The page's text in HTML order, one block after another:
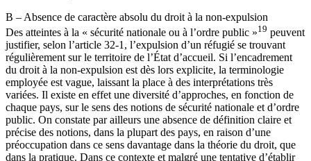
B – Absence de caractère absolu du droit à la non-expulsion
Des atteintes à la « sécurité nationale ou à l’ordre public »19 peuvent
justifier, selon l’article 32-1, l’expulsion d’un réfugié se trouvant
régulièrement sur le territoire de l’État d’accueil. Si l’encadrement
du droit à la non-expulsion est dès lors explicite, la terminologie
employée est vague, laissant la place à des interprétations très
variées. Il existe en effet une diversité d’approches, en fonction de
chaque pays, sur le sens des notions de sécurité nationale et d’ordre
public. On constate par ailleurs une absence de définition claire et
précise des notions, dans la plupart des pays, en raison d’une
préoccupation dans ce sens davantage dans la théorie du droit, que
dans la pratique. Dans ce contexte et malgré une tentative d’établir